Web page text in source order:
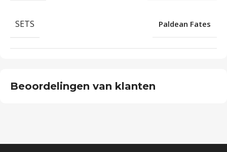
SETS Paldean Fates
Beoordelingen van klanten